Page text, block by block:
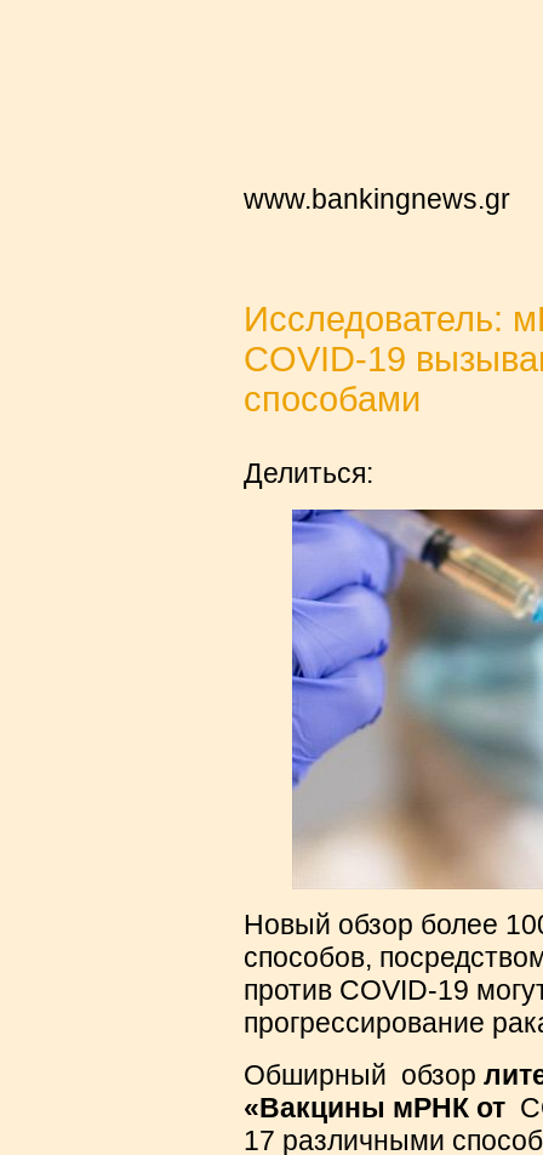
www.bankingnews.gr
Исследователь:
COVID-19
способами
Делиться:
Новый обзор более
способов,
против COVID-19
прогрессирование
Обширный обзор
«Вакцины мРНК от
17 различными